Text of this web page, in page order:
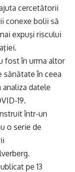
cercetătorii
conexe bolii să
expuşi riscului
fost în urma altor
în ceea
datele
19.
într-un
o serie de
pe 13